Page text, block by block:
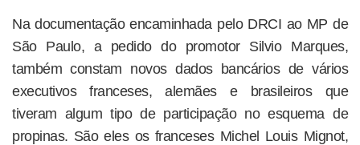
Na documentação encaminhada pelo DRCI ao MP de
São Paulo, a pedido do promotor Silvio Marques,
também constam novos dados bancários de vários
executivos franceses, alemães e brasileiros que
tiveram algum tipo de participação no esquema de
propinas. São eles os franceses Michel Louis Mignot,